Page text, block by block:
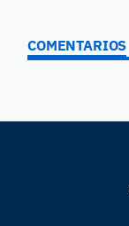
COMENTARIOS